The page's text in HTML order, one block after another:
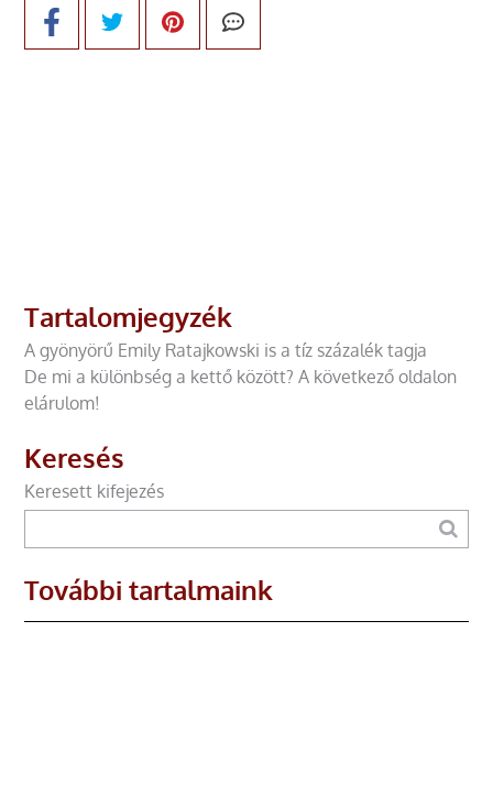
Tartalomjegyzék
A gyönyörű Emily Ratajkowski is a tíz százalék tagja
De mi a különbség a kettő között? A következő oldalon
elárulom!
Keresés
Keresett kifejezés
További tartalmaink